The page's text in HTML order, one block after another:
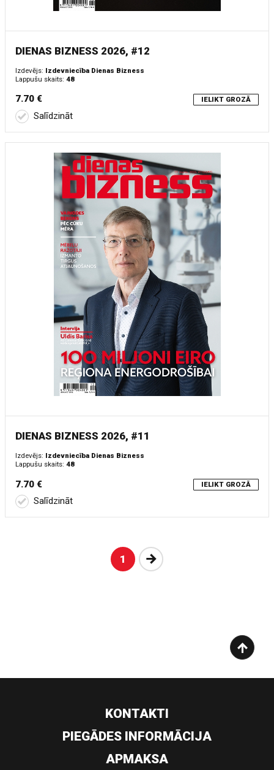
DIENAS BIZNESS 2026, #12
Izdevējs: Izdevniecība Dienas Bizness
Lappušu skaits: 48
7.70 € IELIKT GROZĀ
Salīdzināt
DIENAS BIZNESS 2026, #11
Izdevējs: Izdevniecība Dienas Bizness
Lappušu skaits: 48
7.70 € IELIKT GROZĀ
Salīdzināt
1 Nākošā
KONTAKTI
PIEGĀDES INFORMĀCIJA
APMAKSA